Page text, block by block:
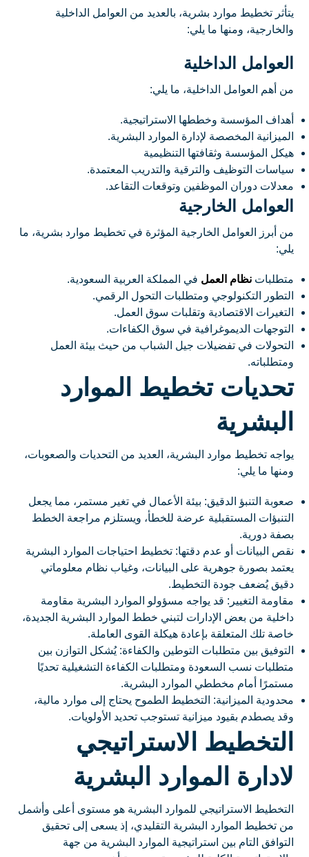
يتأثر تخطيط موارد بشرية، بالعديد من العوامل الداخلية
والخارجية، ومنها ما يلي:
العوامل الداخلية
من أهم العوامل الداخلية، ما يلي:
أهداف المؤسسة وخططها الاستراتيجية.
الميزانية المخصصة لإدارة الموارد البشرية.
هيكل المؤسسة وثقافتها التنظيمية
سياسات التوظيف والترقية والتدريب المعتمدة.
معدلات دوران الموظفين وتوقعات التقاعد.
العوامل الخارجية
من أبرز العوامل الخارجية المؤثرة في تخطيط موارد بشرية، ما
يلي:
متطلباتنظام العمل في المملكة العربية السعودية.
التطور التكنولوجي ومتطلبات التحول الرقمي.
التغيرات الاقتصادية وتقلبات سوق العمل.
التوجهات الديموغرافية في سوق الكفاءات.
التحولات في تفضيلات جيل الشباب من حيث بيئة العمل
ومتطلباته.
تحديات تخطيط الموارد
البشرية
يواجه تخطيط موارد البشرية، العديد من التحديات والصعوبات،
ومنها ما يلي:
صعوبة التنبؤ الدقيق: بيئة الأعمال في تغير مستمر، مما يجعل
التنبؤات المستقبلية عرضة للخطأ، ويستلزم مراجعة الخطط
بصفة دورية.
نقص البيانات أو عدم دقتها: تخطيط احتياجات الموارد البشرية
يعتمد بصورة جوهرية على البيانات، وغياب نظام معلوماتي
دقيق يُضعف جودة التخطيط.
مقاومة التغيير: قد يواجه مسؤولو الموارد البشرية مقاومة
داخلية من بعض الإدارات لتبني خطط الموارد البشرية الجديدة،
خاصة تلك المتعلقة بإعادة هيكلة القوى العاملة.
التوفيق بين متطلبات التوطين والكفاءة: يُشكل التوازن بين
متطلبات نسب السعودة ومتطلبات الكفاءة التشغيلية تحديًا
مستمرًا أمام مخططي الموارد البشرية.
محدودية الميزانية: التخطيط الطموح يحتاج إلى موارد مالية،
وقد يصطدم بقيود ميزانية تستوجب تحديد الأولويات.
التخطيط الاستراتيجي
لادارة الموارد البشرية
التخطيط الاستراتيجي للموارد البشرية هو مستوى أعلى وأشمل
من تخطيط الموارد البشرية التقليدي، إذ يسعى إلى تحقيق
التوافق التام بين استراتيجية الموارد البشرية من جهة